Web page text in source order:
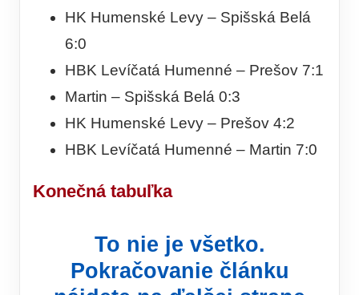
HK Humenské Levy – Spišská Belá
6:0
HBK Levíčatá Humenné – Prešov 7:1
Martin – Spišská Belá 0:3
HK Humenské Levy – Prešov 4:2
HBK Levíčatá Humenné – Martin 7:0
Konečná tabuľka
To nie je všetko.
Pokračovanie článku